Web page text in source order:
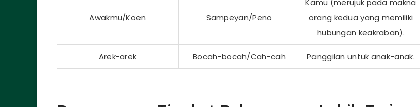
Awakmu/Koen Sampeyan/Peno
Kamu (merujuk pada makna
orang kedua yang memiliki
hubungan keakraban).
Arek-arek Bocah-bocah/Cah-cah Panggilan untuk anak-anak.